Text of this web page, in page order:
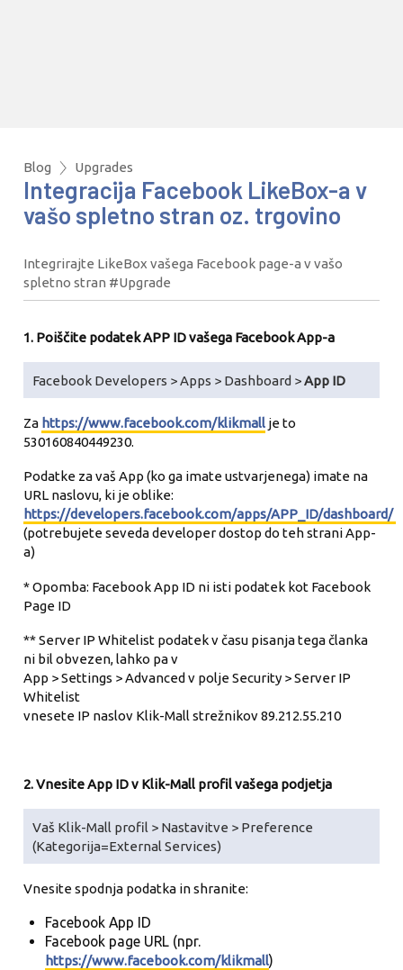
Blog Upgrades
Integracija Facebook LikeBox-a v
vašo spletno stran oz. trgovino
Integrirajte LikeBox vašega Facebook page-a v vašo
spletno stran #Upgrade
1. Poiščite podatek APP ID vašega Facebook App-a
Facebook Developers > Apps > Dashboard >App ID
Za https://www.facebook.com/klikmall je to
530160840449230.
Podatke za vaš App (ko ga imate ustvarjenega) imate na
URL naslovu, ki je oblike:
https://developers.facebook.com/apps/APP_ID/dashboard/
(potrebujete seveda developer dostop do teh strani App-
a)
* Opomba: Facebook App ID ni isti podatek kot Facebook
Page ID
** Server IP Whitelist podatek v času pisanja tega članka
ni bil obvezen, lahko pa v
App > Settings > Advanced v polje Security > Server IP
Whitelist
vnesete IP naslov Klik-Mall strežnikov 89.212.55.210
2. Vnesite App ID v Klik-Mall profil vašega podjetja
Vaš Klik-Mall profil > Nastavitve > Preference
(Kategorija=External Services)
Vnesite spodnja podatka in shranite:
Facebook App ID
Facebook page URL (npr.
https://www.facebook.com/klikmall)